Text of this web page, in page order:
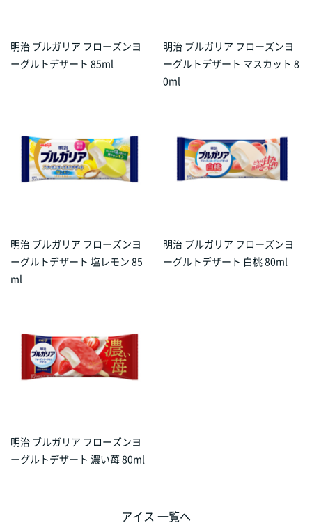
明治 ブルガリア フローズンヨ
ーグルトデザート 85ml
明治 ブルガリア フローズンヨ
ーグルトデザート マスカット 8
0ml
明治 ブルガリア フローズンヨ
ーグルトデザート 塩レモン 85
ml
明治 ブルガリア フローズンヨ
ーグルトデザート 白桃 80ml
明治 ブルガリア フローズンヨ
ーグルトデザート 濃い苺 80ml
アイス 一覧へ